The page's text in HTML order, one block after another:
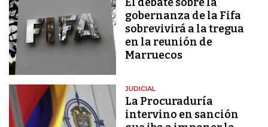
gobernanza de la Fifa
sobrevivirá a la tregua
en la reunión de
Marruecos
JUDICIAL
La Procuraduría
intervino en sanción